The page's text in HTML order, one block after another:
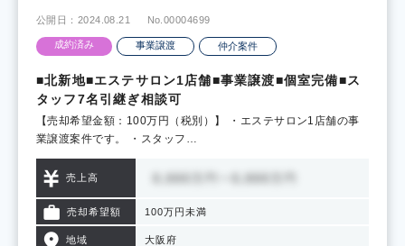
公開日：2024.08.21 No.00004699
成約済み 事業譲渡 仲介案件
■北新地■エステサロン1店舗■事業譲渡■個室完備■ス
タッフ7名引継ぎ相談可
【売却希望金額：100万円（税別）】 ・エステサロン1店舗の事
業譲渡案件です。 ・スタッフ…
売上高
売却希望額 100万円未満
地域 大阪府